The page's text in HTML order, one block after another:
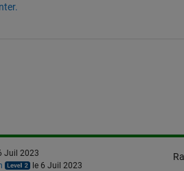
Juil 2023
le 6 Juil 2023